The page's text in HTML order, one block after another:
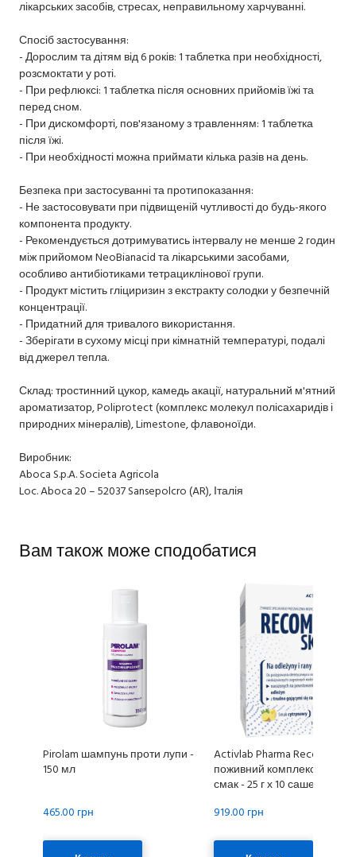
лікарських засобів, стресах, неправильному харчуванні.
Спосіб застосування:
- Дорослим та дітям від 6 років: 1 таблетка при необхідності,
розсмоктати у роті.
- При рефлюксі: 1 таблетка після основних прийомів їжі та
перед сном.
- При дискомфорті, пов'язаному з травленням: 1 таблетка
після їжі.
- При необхідності можна приймати кілька разів на день.
Безпека при застосуванні та протипоказання:
- Не застосовувати при підвищеній чутливості до будь-якого
компонента продукту.
- Рекомендується дотримуватись інтервалу не менше 2 годин
між прийомом NeoBianacid та лікарськими засобами,
особливо антибіотиками тетрациклінової групи.
- Продукт містить гліциризин з екстракту солодки у безпечній
концентрації.
- Придатний для тривалого використання.
- Зберігати в сухому місці при кімнатній температурі, подалі
від джерел тепла.
Склад: тростинний цукор, камедь акації, натуральний м'ятний
ароматизатор, Poliprotect (комплекс молекул полісахаридів і
природних мінералів), Limestone, флавоноїди.
Виробник:
Aboca S.p.A. Societa Agricola
Loc. Aboca 20 – 52037 Sansepolcro (AR), Італія
Вам також може сподобатися
Pirolam шампунь проти лупи -
150 мл
465.00 грн
Activlab Pharma RecoMed
поживний комплекс
смак - 25 г х 10 саше
919.00 грн